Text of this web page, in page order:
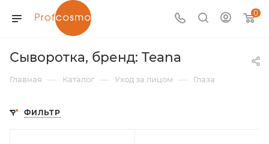
0
Сыворотка, бренд: Teana
Главная — Каталог — Уход за лицом — Глаза
ФИЛЬТР